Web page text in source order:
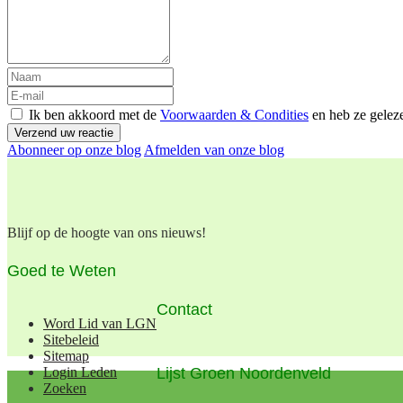
Ik ben akkoord met de Voorwaarden & Condities en heb ze
Verzend uw reactie
Abonneer op onze blog Afmelden van onze blog
Blijf op de hoogte van ons nieuws!
Goed te Weten
Word Lid van LGN
Sitebeleid
Sitemap
Login Leden
Zoeken
Contact
Lijst Groen Noordenveld